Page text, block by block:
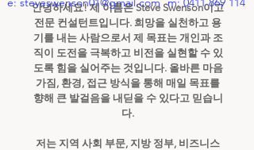
안녕하세요! 제 이름은 Steve Swenson이고
전문 컨설턴트입니다. 희망을 실천하고 용
기를 내는 사람으로서 제 목표는 개인과 조
직이 도전을 극복하고 비전을 실현할 수 있
도록 힘을 실어주는 것입니다. 올바른 마음
가짐, 환경, 접근 방식을 통해 매일 목표를
향해 큰 발걸음을 내딛을 수 있다고 믿습니
다.
저는 지역 사회 부문, 지방 정부, 비즈니스